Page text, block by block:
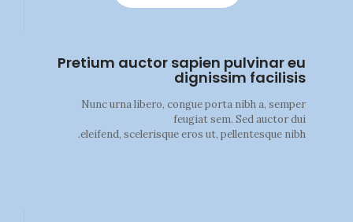
Pretium auctor sapien pulvinar eu
dignissim facilisis
Nunc urna libero, congue porta nibh a, semper
feugiat sem. Sed auctor dui
eleifend, scelerisque eros ut, pellentesque nibh.